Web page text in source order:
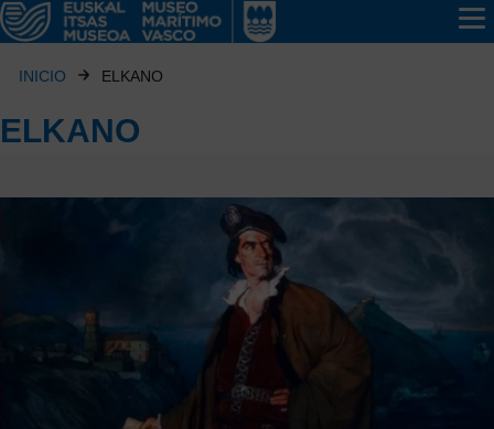
INICIO ELKANO
ELKANO